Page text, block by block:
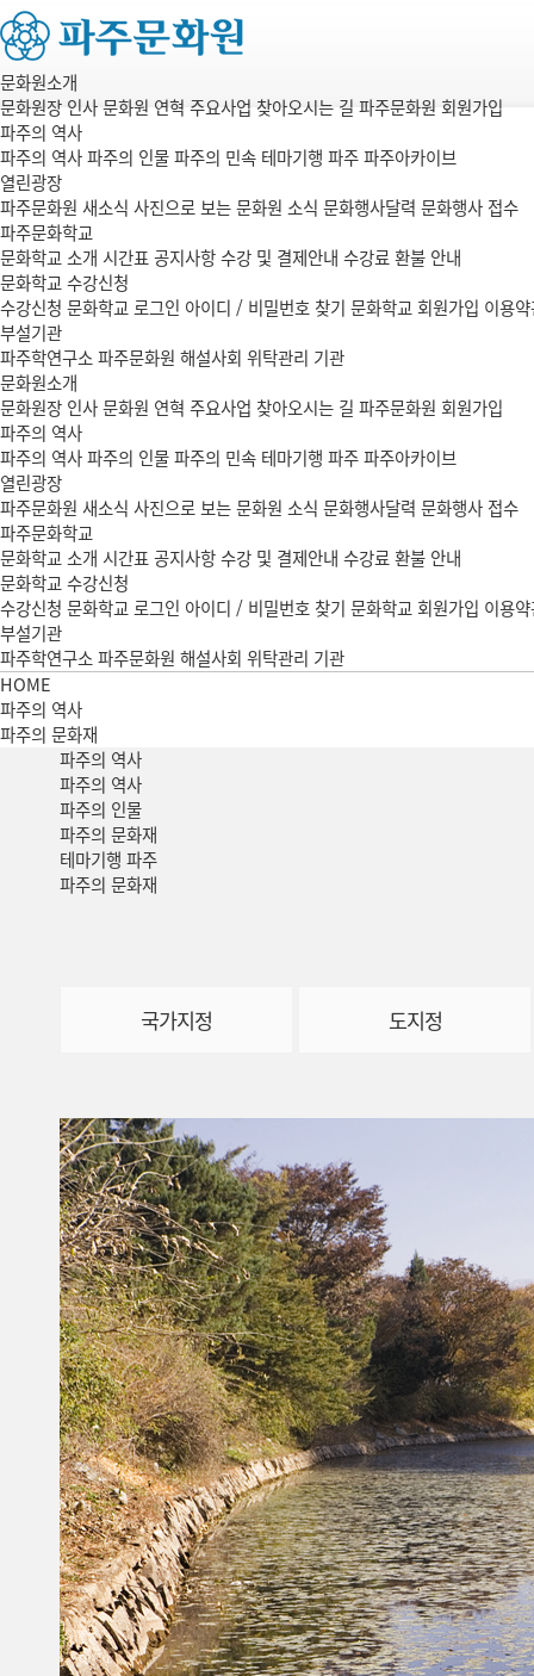
문화원소개
문화원장 인사문화원 연혁 주요사업 찾아오시는 길 파주문화원 회원가입
파주의 역사
파주의 역사파주의 인물파주의 민속 테마기행 파주파주아카이브
열린광장
파주문화원 새소식 사진으로 보는 문화원 소식 문화행사달력 문화행사 접수
파주문화학교
문화학교 소개 시간표공지사항수강 및 결제안내 수강료 환불 안내
문화학교 수강신청
수강신청 문화학교 로그인 아이디 / 비밀번호 찾기 문화학교 회원가입 이용
부설기관
파주학연구소파주문화원 해설사회 위탁관리 기관
문화원소개
문화원장 인사문화원 연혁 주요사업 찾아오시는 길 파주문화원 회원가입
파주의 역사
파주의 역사파주의 인물파주의 민속 테마기행 파주파주아카이브
열린광장
파주문화원 새소식 사진으로 보는 문화원 소식 문화행사달력 문화행사 접수
파주문화학교
문화학교 소개 시간표공지사항수강 및 결제안내 수강료 환불 안내
문화학교 수강신청
수강신청 문화학교 로그인 아이디 / 비밀번호 찾기 문화학교 회원가입 이용
부설기관
파주학연구소파주문화원 해설사회 위탁관리 기관
HOME
파주의 역사
파주의 문화재
파주의 역사
파주의 역사
파주의 인물
파주의 문화재
테마기행 파주
파주의 문화재
국가지정 도지정